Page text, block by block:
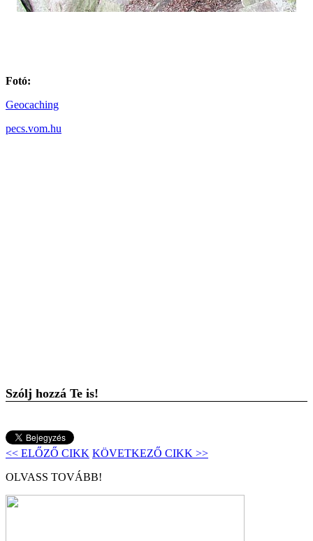
Fotó:
Geocaching
pecs.vom.hu
Szólj hozzá Te is!
<< ELŐZŐ CIKK KÖVETKEZŐ CIKK >>
OLVASS TOVÁBB!